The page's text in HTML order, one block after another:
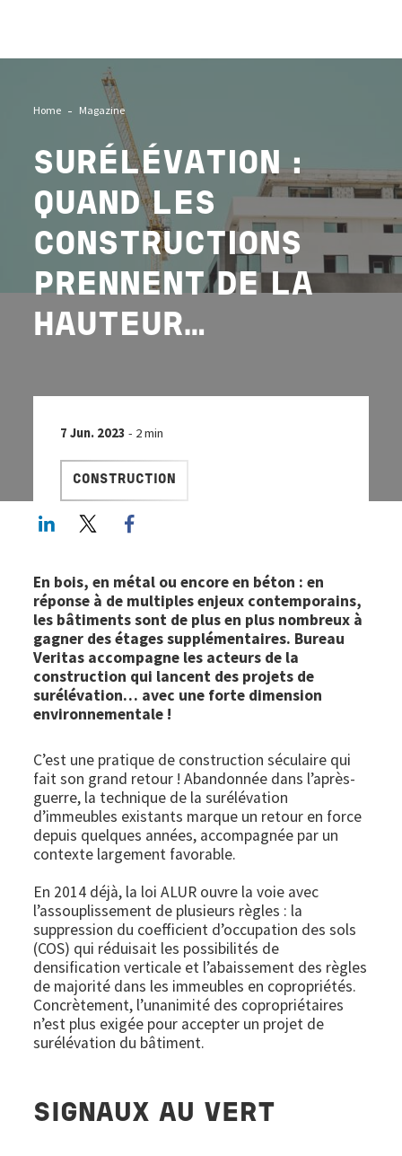
Home Magazine
SURÉLÉVATION :
QUAND LES
CONSTRUCTIONS
PRENNENT DE LA
HAUTEUR…
7 Jun. 2023- 2 min
CONSTRUCTION
LinkedInTwitter
En bois, en métal ou encore en béton : en
réponse à de multiples enjeux contemporains,
les bâtiments sont de plus en plus nombreux à
gagner des étages supplémentaires. Bureau
Veritas accompagne les acteurs de la
construction qui lancent des projets de
surélévation… avec une forte dimension
environnementale !
C’est une pratique de construction séculaire qui
fait son grand retour ! Abandonnée dans l’après-
guerre, la technique de la surélévation
d’immeubles existants marque un retour en force
depuis quelques années, accompagnée par un
contexte largement favorable.
En 2014 déjà, la loi ALUR ouvre la voie avec
l’assouplissement de plusieurs règles : la
suppression du coefficient d’occupation des sols
(COS) qui réduisait les possibilités de
densification verticale et l’abaissement des règles
de majorité dans les immeubles en copropriétés.
Concrètement, l’unanimité des copropriétaires
n’est plus exigée pour accepter un projet de
surélévation du bâtiment.
SIGNAUX AU VERT